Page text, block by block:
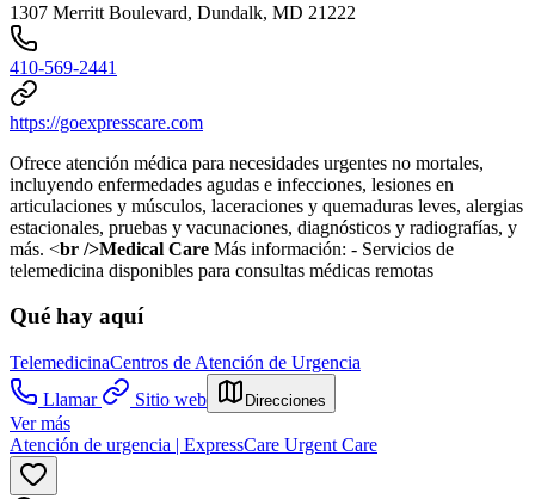
1307 Merritt Boulevard, Dundalk, MD 21222
410-569-2441
https://goexpresscare.com
Ofrece atención médica para necesidades urgentes no mortales,
incluyendo enfermedades agudas e infecciones, lesiones en
articulaciones y músculos, laceraciones y quemaduras leves, alergias
estacionales, pruebas y vacunaciones, diagnósticos y radiografías, y
más. <br />Medical Care Más información: - Servicios de
telemedicina disponibles para consultas médicas remotas
Qué hay aquí
TelemedicinaCentros de Atención de Urgencia
Llamar
Sitio web Direcciones
Ver más
Atención de urgencia | ExpressCare Urgent Care